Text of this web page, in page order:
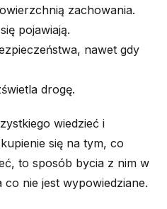
zachowania.
pojawiają.
nawet gdy
drogę.
wiedzieć i
się na tym, co
to sposób bycia z nim w
co nie jest wypowiedziane.